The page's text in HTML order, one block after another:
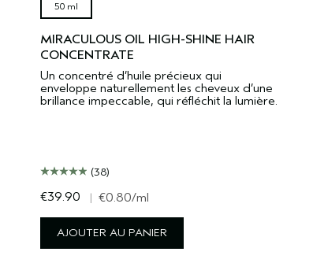
50 ml
MIRACULOUS OIL HIGH-SHINE HAIR
CONCENTRATE
Un concentré d’huile précieux qui
enveloppe naturellement les cheveux d’une
brillance impeccable, qui réfléchit la lumière.
(38)
€39.90 | €0.80/ml
AJOUTER AU PANIER